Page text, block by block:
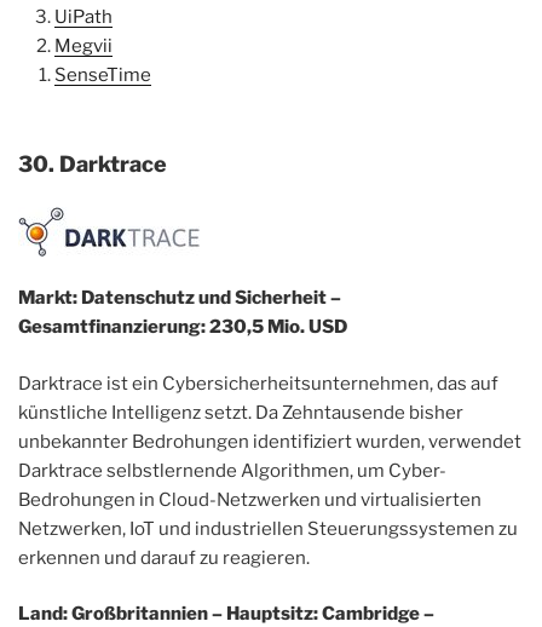
UiPath
Megvii
SenseTime
30. Darktrace
Markt: Datenschutz und Sicherheit –
Gesamtfinanzierung: 230,5 Mio. USD
Darktrace ist ein Cybersicherheitsunternehmen, das auf
künstliche Intelligenz setzt. Da Zehntausende bisher
unbekannter Bedrohungen identifiziert wurden, verwendet
Darktrace selbstlernende Algorithmen, um Cyber-
Bedrohungen in Cloud-Netzwerken und virtualisierten
Netzwerken, IoT und industriellen Steuerungssystemen zu
erkennen und darauf zu reagieren.
Land: Großbritannien – Hauptsitz: Cambridge –